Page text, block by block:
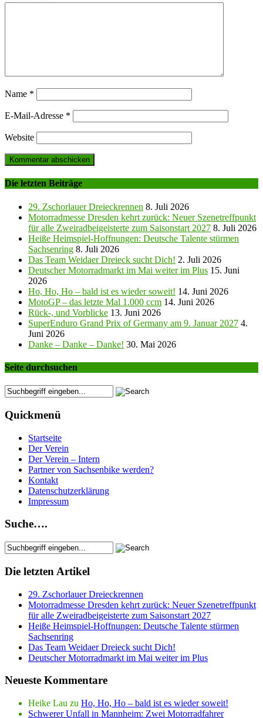
Name *
E-Mail-Adresse *
Website
Die letzten Beiträge
29. Zschorlauer Dreieckrennen 8. Juli 2026
Motorradmesse Dresden kehrt zurück: Neuer Szenetreffpunkt
für alle Zweiradbeigeisterte zum Saisonstart 2027 8. Juli 2026
Heiße Heimspiel-Hoffnungen: Deutsche Talente stürmen
Sachsenring 8. Juli 2026
Das Team Weidaer Dreieck sucht Dich! 2. Juli 2026
Deutscher Motorradmarkt im Mai weiter im Plus 15. Juni
2026
Ho, Ho, Ho – bald ist es wieder soweit! 14. Juni 2026
MotoGP – das letzte Mal 1.000 ccm 14. Juni 2026
Rück-, und Vorblicke 13. Juni 2026
SuperEnduro Grand Prix of Germany am 9. Januar 2027 4.
Juni 2026
Danke – Danke – Danke! 30. Mai 2026
Seite durchsuchen
Quickmenü
Startseite
Der Verein
Der Verein – Intern
Partner von Sachsenbike werden?
Kontakt
Datenschutzerklärung
Impressum
Suche….
Die letzten Artikel
29. Zschorlauer Dreieckrennen
Motorradmesse Dresden kehrt zurück: Neuer Szenetreffpunkt
für alle Zweiradbeigeisterte zum Saisonstart 2027
Heiße Heimspiel-Hoffnungen: Deutsche Talente stürmen
Sachsenring
Das Team Weidaer Dreieck sucht Dich!
Deutscher Motorradmarkt im Mai weiter im Plus
Neueste Kommentare
Heike Lau zu Ho, Ho, Ho – bald ist es wieder soweit!
Schwerer Unfall in Mannheim: Zwei Motorradfahrer